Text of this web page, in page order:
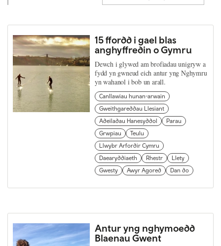
15 ffordd i gael blas
anghyffredin o Gymru
Dewch i glywed am brofiadau unigryw a
fydd yn gwneud eich antur yng Nghymru
yn wahanol i bob un arall.
Canllawiau hunan-arwain
Gweithgareddau Llesiant
Adeiladau Hanesyddol
Parau
Grwpiau
Teulu
Llwybr Arfordir Cymru
Daearyddiaeth
Rhestr
Llety
Gwesty
Awyr Agored Dan do
Antur yng nghymoedd
Blaenau Gwent